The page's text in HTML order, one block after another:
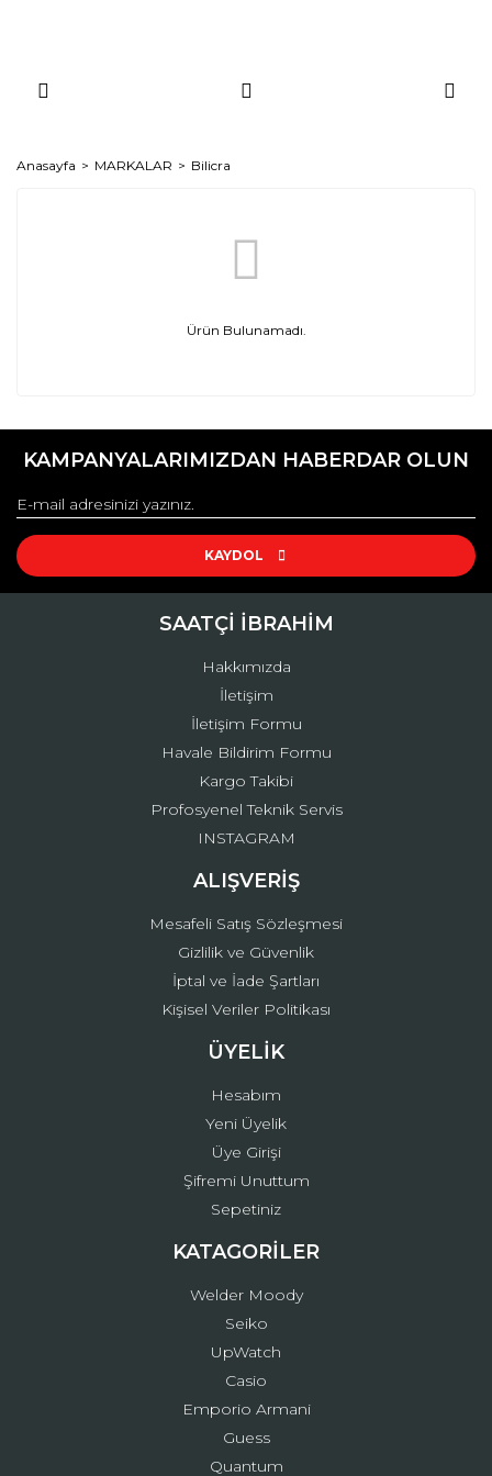
Anasayfa MARKALAR Bilicra
Ürün Bulunamadı.
KAMPANYALARIMIZDAN HABERDAR OLUN
KAYDOL
SAATÇİ İBRAHİM
Hakkımızda
İletişim
İletişim Formu
Havale Bildirim Formu
Kargo Takibi
Profosyenel Teknik Servis
INSTAGRAM
ALIŞVERİŞ
Mesafeli Satış Sözleşmesi
Gizlilik ve Güvenlik
İptal ve İade Şartları
Kişisel Veriler Politikası
ÜYELİK
Hesabım
Yeni Üyelik
Üye Girişi
Şifremi Unuttum
Sepetiniz
KATAGORİLER
Welder Moody
Seiko
UpWatch
Casio
Emporio Armani
Guess
Quantum